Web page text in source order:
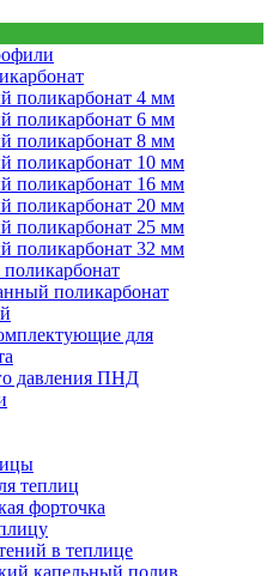
поликарбонат 4 мм
поликарбонат 6 мм
поликарбонат 8 мм
поликарбонат 10 мм
поликарбонат 16 мм
поликарбонат 20 мм
поликарбонат 25 мм
поликарбонат 32 мм
поликарбонат
для
давления ПНД
теплиц
форточка
в теплице
капельный полив